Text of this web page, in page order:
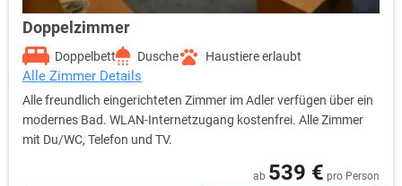
Doppelzimmer
Doppelbett Dusche Haustiere erlaubt
Alle Zimmer Details
Alle freundlich eingerichteten Zimmer im Adler verfügen über ein
modernes Bad. WLAN-Internetzugang kostenfrei. Alle Zimmer
mit Du/WC, Telefon und TV.
ab 539 € pro Person